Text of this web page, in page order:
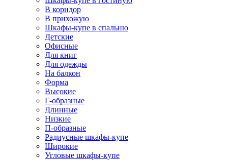
В коридор
В прихожую
Шкафы-купе в спальню
Детские
Офисные
Для книг
Для одежды
На балкон
Форма
Высокие
Г-образные
Длинные
Низкие
П-образные
Радиусные шкафы-купе
Широкие
Угловые шкафы-купе